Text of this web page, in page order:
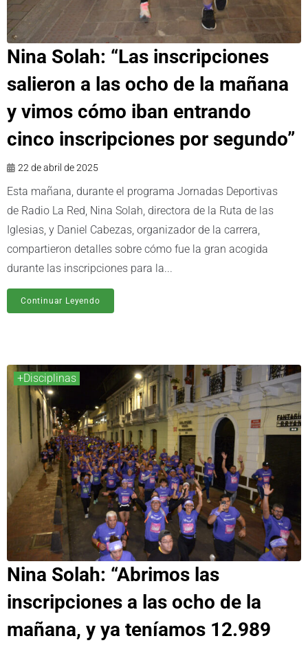
Nina Solah: “Las inscripciones
salieron a las ocho de la mañana
y vimos cómo iban entrando
cinco inscripciones por segundo”
22 de abril de 2025
Esta mañana, durante el programa Jornadas Deportivas
de Radio La Red, Nina Solah, directora de la Ruta de las
Iglesias, y Daniel Cabezas, organizador de la carrera,
compartieron detalles sobre cómo fue la gran acogida
durante las inscripciones para la...
Continuar Leyendo
+Disciplinas
Nina Solah: “Abrimos las
inscripciones a las ocho de la
mañana, y ya teníamos 12.989